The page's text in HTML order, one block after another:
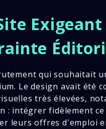
qui souhaitait
Le design avait été
très élevées,
: intégrer fidèlement
leurs offres d'emploi